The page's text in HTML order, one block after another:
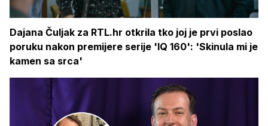
Dajana Čuljak za RTL.hr otkrila tko joj je prvi poslao
poruku nakon premijere serije 'IQ 160': 'Skinula mi je
kamen sa srca'